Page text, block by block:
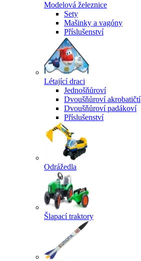
Modelová železnice
Sety
Mašinky a vagóny
Příslušenství
Létající draci
Jednošňůroví
Dvoušňůroví akrobatičtí
Dvoušňůroví padákoví
Příslušenství
Odrážedla
Šlapací traktory